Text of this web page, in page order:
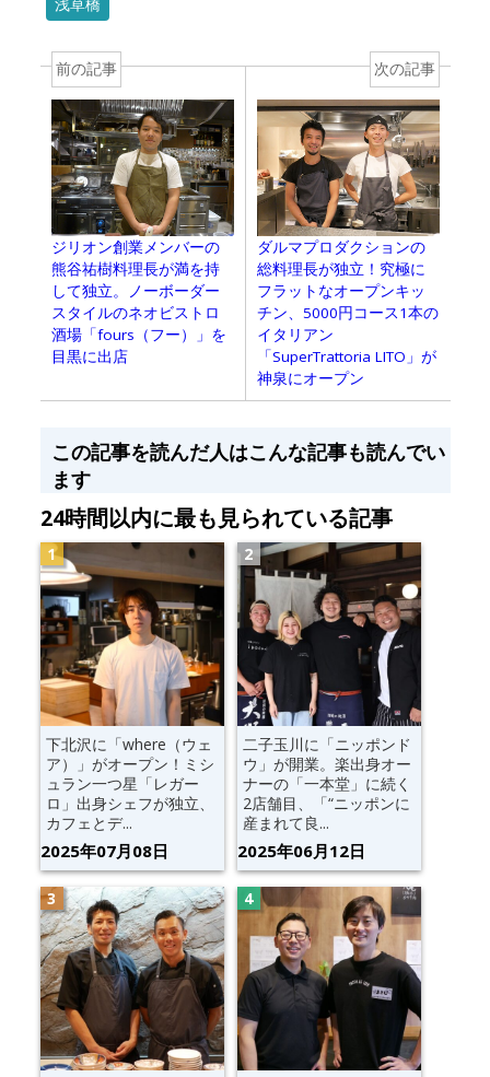
前の記事
ジリオン創業メンバーの
熊谷祐樹料理長が満を持
して独立。ノーボーダー
スタイルのネオビストロ
酒場「fours（フー）」を
目黒に出店
次の記事
ダルマプロダクションの
総料理長が独立！究極に
フラットなオープンキッ
チン、5000円コース1本の
イタリアン
「SuperTrattoria LITO」が
神泉にオープン
この記事を読んだ人はこんな記事も読んでい
ます
24時間以内に最も見られている記事
下北沢に「where（ウェ
ア）」がオープン！ミシ
ュラン一つ星「レガー
ロ」出身シェフが独立、
カフェとデ...
2025年07月08日
二子玉川に「ニッポンド
ウ」が開業。楽出身オー
ナーの「一本堂」に続く
2店舗目、「“ニッポンに
産まれて良...
2025年06月12日